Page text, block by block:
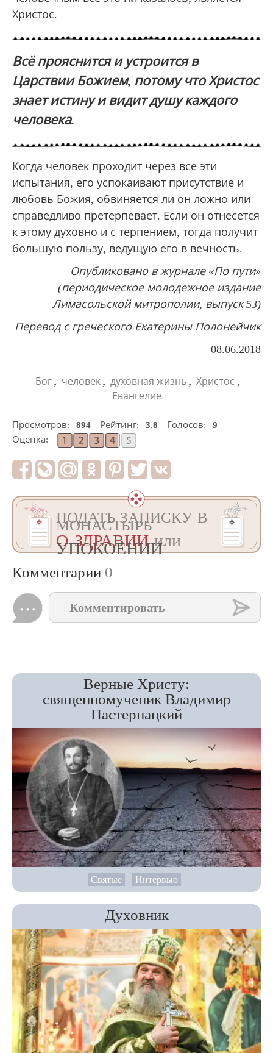
Христос.
Всё прояснится и устроится в
Царствии Божием, потому что Христос
знает истину и видит душу каждого
человека.
Когда человек проходит через все эти
испытания, его успокаивают присутствие и
любовь Божия, обвиняется ли он ложно или
справедливо претерпевает. Если он отнесется
к этому духовно и с терпением, тогда получит
большую пользу, ведущую его в вечность.
Опубликовано в журнале «По пути»
(периодическое молодежное издание
Лимасольской митрополии, выпуск 53)
Перевод с греческого Екатерины Полонейчик
08.06.2018
Бог , человек , духовная жизнь , Христос ,
Евангелие
Просмотров: 894 Рейтинг: 3.8 Голосов:
9
Оценка:
ПОДАТЬ ЗАПИСКУ В
МОНАСТЫРЬ
О ЗДРАВИИили
УПОКОЕНИИ
Комментарии 0
Комментировать
Верные Христу:
священномученик Владимир
Пастернацкий
Святые Интервью
Духовник